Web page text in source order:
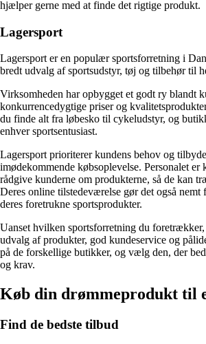
hjælper gerne med at finde det rigtige produkt.
Lagersport
Lagersport er en populær sportsforretning i
bredt udvalg af sportsudstyr, tøj og tilbehør til
Virksomheden har opbygget et godt ry blandt
konkurrencedygtige priser og
du finde alt fra løbesko til cykeludstyr, og
enhver sportsentusiast.
Lagersport prioriterer kundens behov og
imødekommende købsoplevelse. Personalet
rådgive kunderne om produkterne, så de kan
Deres online tilstedeværelse gør det også nemt
deres foretrukne sportsprodukter.
Uanset hvilken sportsforretning du
udvalg af produkter, god kundeservice og
på de forskellige butikker, og vælg den, der
og krav.
Køb din drømmeprodukt til
Find de bedste tilbud